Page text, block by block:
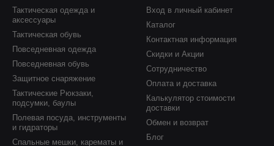
Тактическая одежда и
аксессуары
Тактическая обувь
Повседневная одежда
Повседневная обувь
Защитное снаряжение
Тактические Рюкзаки,
подсумки, баулы
Полевая посуда, инструменты
и гидраторы
Спальные мешки, карематы и
Вход в личный кабинет
Каталог
Контактная информация
Скидки и Акции
Сотрудничество
Оплата и доставка
Калькулятор стоимости
доставки
Обмен и возврат
Блог